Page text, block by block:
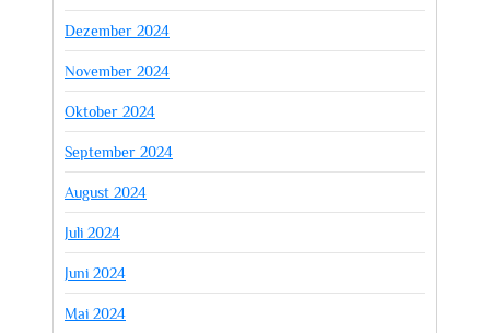
Dezember 2024
November 2024
Oktober 2024
September 2024
August 2024
Juli 2024
Juni 2024
Mai 2024